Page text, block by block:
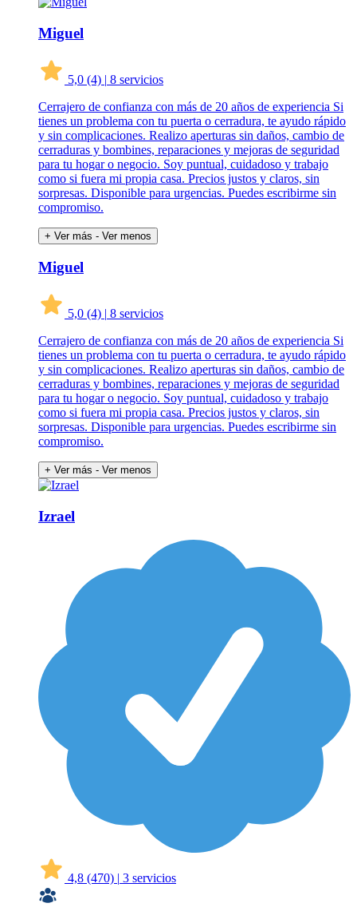
Miguel
5,0 (4) | 8 servicios
Cerrajero de confianza con más de 20 años de experiencia Si
tienes un problema con tu puerta o cerradura, te ayudo rápido
y sin complicaciones. Realizo aperturas sin daños, cambio de
cerraduras y bombines, reparaciones y mejoras de seguridad
para tu hogar o negocio. Soy puntual, cuidadoso y trabajo
como si fuera mi propia casa. Precios justos y claros, sin
sorpresas. Disponible para urgencias. Puedes escribirme sin
compromiso.
+ Ver más - Ver menos
Miguel
5,0 (4) | 8 servicios
Cerrajero de confianza con más de 20 años de experiencia Si
tienes un problema con tu puerta o cerradura, te ayudo rápido
y sin complicaciones. Realizo aperturas sin daños, cambio de
cerraduras y bombines, reparaciones y mejoras de seguridad
para tu hogar o negocio. Soy puntual, cuidadoso y trabajo
como si fuera mi propia casa. Precios justos y claros, sin
sorpresas. Disponible para urgencias. Puedes escribirme sin
compromiso.
+ Ver más - Ver menos
Izrael
4,8 (470) | 3 servicios